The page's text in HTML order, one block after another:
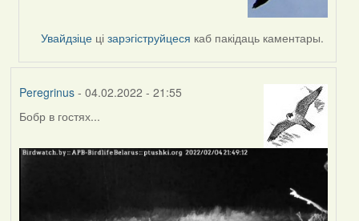
svetlana
vranova
Увайдзіце цізарэгіструйцеся каб пакідаць каментары.
Peregrinus- 04.02.2022 - 21:55
Бобр в гостях...